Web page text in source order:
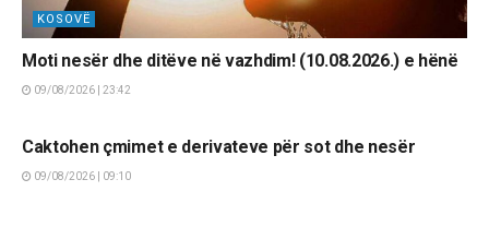
KOSOVË
Moti nesër dhe ditëve në vazhdim! (10.08.2026.) e hënë
09/08/2026 | 23:42
Caktohen çmimet e derivateve për sot dhe nesër
09/08/2026 | 09:10